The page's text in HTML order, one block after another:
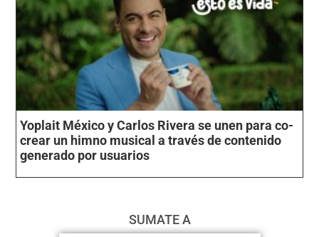
Yoplait México y Carlos Rivera se unen para co-
crear un himno musical a través de contenido
generado por usuarios
SUMATE A